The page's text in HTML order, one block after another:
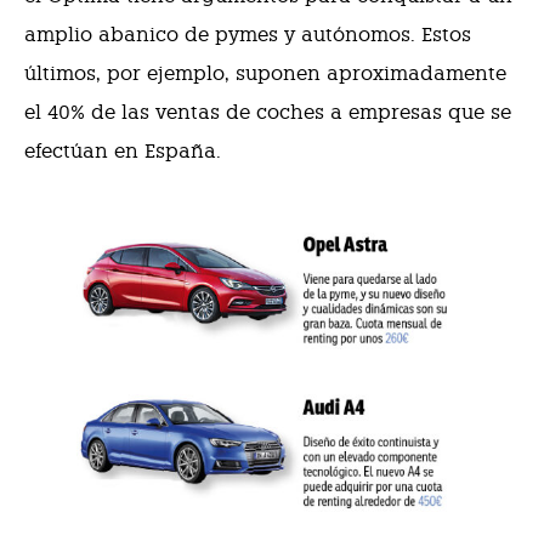
amplio abanico de pymes y autónomos. Estos
últimos, por ejemplo, suponen aproximadamente
el 40% de las ventas de coches a empresas que se
efectúan en España.